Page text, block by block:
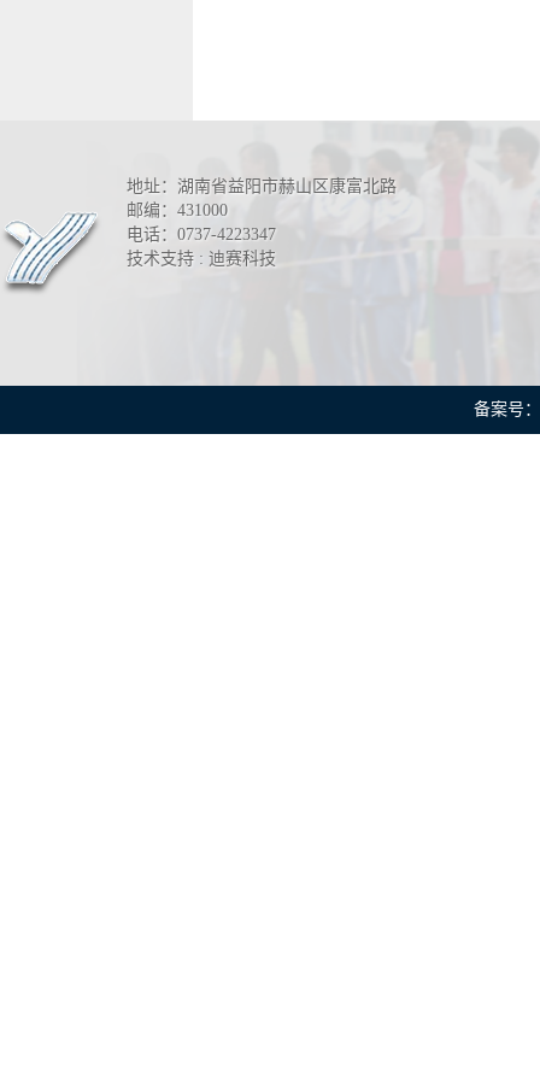
地址：湖南省益阳市赫山区康富北路
邮编：431000
电话：0737-4223347
技术支持 : 迪赛科技
备案号